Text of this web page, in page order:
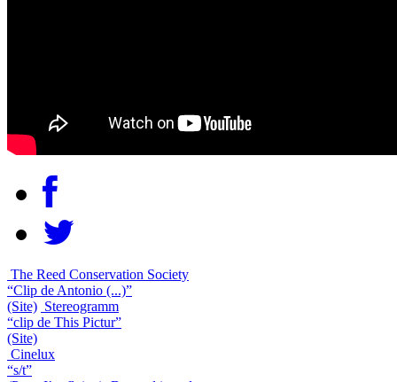
The Reed Conservation Society
“Clip de Antonio (...)”
(Site) Stereogramm
“clip de This Pictur”
(Site)
Cinelux
“s/t”